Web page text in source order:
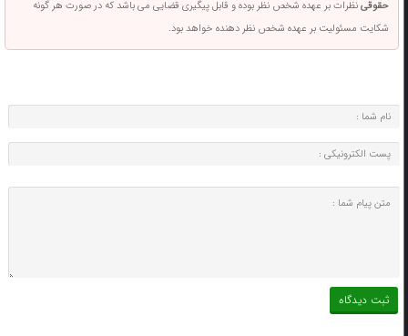
حقوقینظرات بر عهده شخص نظر بوده و قابل پیگیری قضایی می باشد که در صورت هر گونه
شکایت مسئولیت بر عهده شخص نظر دهنده خواهد بود.